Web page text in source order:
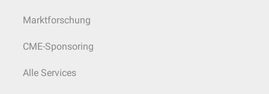
Marktforschung
CME-Sponsoring
Alle Services